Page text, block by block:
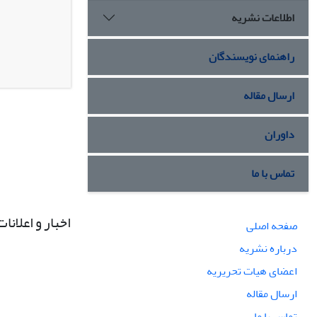
اطلاعات نشریه
راهنمای نویسندگان
ارسال مقاله
داوران
تماس با ما
صفحه اصلی
درباره نشریه
اعضای هیات تحریریه
ارسال مقاله
اخبار و